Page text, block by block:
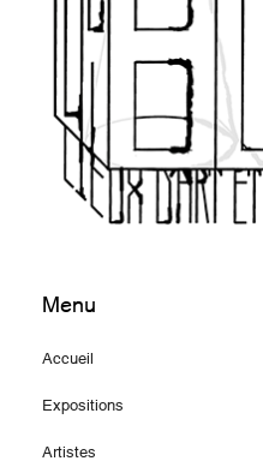
Menu
Accueil
Expositions
Artistes